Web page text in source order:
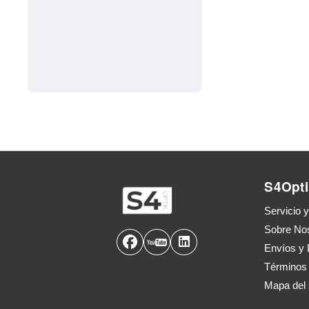
Servicio
Sobre
Envíos y
Mapa del